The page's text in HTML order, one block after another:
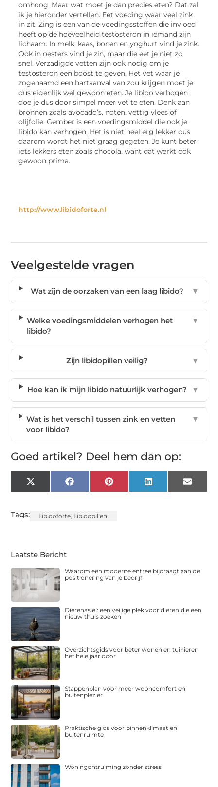
omhoog. Maar wat moet je dan precies eten? Dat zal
ik je hieronder vertellen. Eet voeding waar veel zink
in zit. Zing is een van de voedingsstoffen die invloed
heeft op de hoeveelheid testosteron in iemand zijn
lichaam. In melk, kaas, bonen en yoghurt vind je zink.
Ook in oesters vind je zin, maar die eet je niet zo
snel. Verzadigde vetten zijn ook nodig om je
testosteron een boost te geven. Het vet waar je
zogenaamd een hartaanval van zou krijgen moet je
dus eigenlijk wel gewoon eten. Je libido verhogen
doe je dus door simpel meer vet te eten. Denk aan
bronnen zoals avocado’s, noten, vettig vlees of
olijfolie. Gember is een voedingsmiddel die ook je
libido kan verhogen. Het is niet heel erg lekker dus
daarom wordt het niet graag gegeten. Je kunt beter
iets lekkers eten zoals chocola, want dat werkt ook
gewoon prima.
http://www.libidoforte.nl
Veelgestelde vragen
Wat zijn de oorzaken van een laag libido? ▼
Welke voedingsmiddelen verhogen het
libido?
▼
Zijn libidopillen veilig? ▼
Hoe kan ik mijn libido natuurlijk verhogen? ▼
Wat is het verschil tussen zink en vetten
voor libido?
▼
Goed artikel? Deel hem dan op:
X
(Twitter)
FacebookPinterest LinkedIn Email
Tags: Libidoforte Libidopillen
Laatste Bericht
Waarom een moderne entree bijdraagt aan de
positionering van je bedrijf
Dierenasiel: een veilige plek voor dieren die een
nieuw thuis zoeken
Overzichtsgids voor beter wonen en tuinieren
het hele jaar door
Stappenplan voor meer wooncomfort en
buitenplezier
Praktische gids voor binnenklimaat en
buitenruimte
Woningontruiming zonder stress